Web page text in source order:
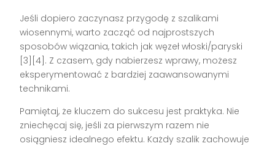
Jeśli dopiero zaczynasz przygodę z szalikami
wiosennymi, warto zacząć od najprostszych
sposobów wiązania, takich jak węzeł włoski/paryski
[3][4]. Z czasem, gdy nabierzesz wprawy, możesz
eksperymentować z bardziej zaawansowanymi
technikami.
Pamiętaj, że kluczem do sukcesu jest praktyka. Nie
zniechęcaj się, jeśli za pierwszym razem nie
osiągniesz idealnego efektu. Każdy szalik zachowuje